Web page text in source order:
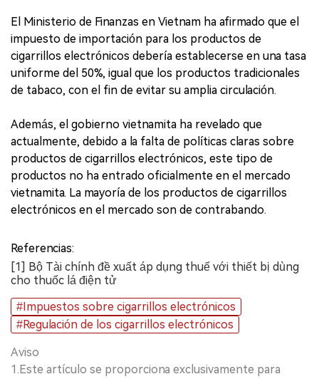
El Ministerio de Finanzas en Vietnam ha afirmado que el
impuesto de importación para los productos de
cigarrillos electrónicos debería establecerse en una tasa
uniforme del 50%, igual que los productos tradicionales
de tabaco, con el fin de evitar su amplia circulación.
Además, el gobierno vietnamita ha revelado que
actualmente, debido a la falta de políticas claras sobre
productos de cigarrillos electrónicos, este tipo de
productos no ha entrado oficialmente en el mercado
vietnamita. La mayoría de los productos de cigarrillos
electrónicos en el mercado son de contrabando.
Referencias:
[1] Bộ Tài chính đề xuất áp dụng thuế với thiết bị dùng
cho thuốc lá điện tử
#Impuestos sobre cigarrillos electrónicos
#Regulación de los cigarrillos electrónicos
Aviso
1.Este artículo se proporciona exclusivamente para